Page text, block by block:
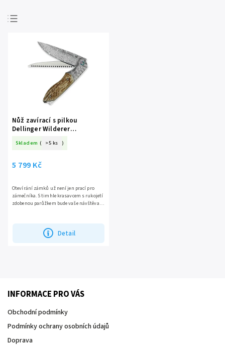
Nejlevnější
Nejdražší
Abecedně
Nůž zavírací s pilkou
Dellinger Wilderer
Skladem ( >5 ks )
5 799 Kč
Detail
Otevírání zámků už není jen prací pro
zámečníka. S timhle krasavcem s rukojetí
zdobenou parůžkem bude vaše návštěva
INFORMACE PRO VÁS
Obchodní podmínky
Podmínky ochrany osobních údajů
Doprava